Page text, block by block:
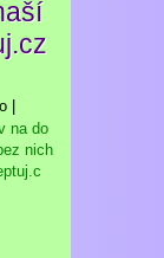
|
na do
nich